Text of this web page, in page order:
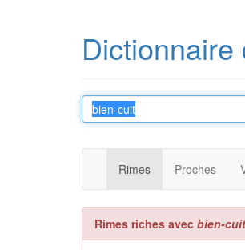
Rimes Proches
Rimes riches avec bien-cuit